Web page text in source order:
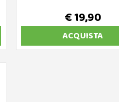
€ 19,90
ACQUISTA